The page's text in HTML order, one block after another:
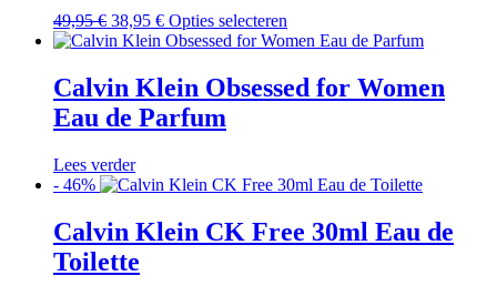
49,95€ Oorspronkelijke
prijs
49,95 €.
38,95 €Huidige
prijs
38,95 €.
Opties selecteren
product
meerdere
variaties.
gekozen
worden
de
Calvin Klein Obsessed for Women
Eau de Parfum
Lees verder
- 46%
Calvin Klein CK Free 30ml Eau de
Toilette